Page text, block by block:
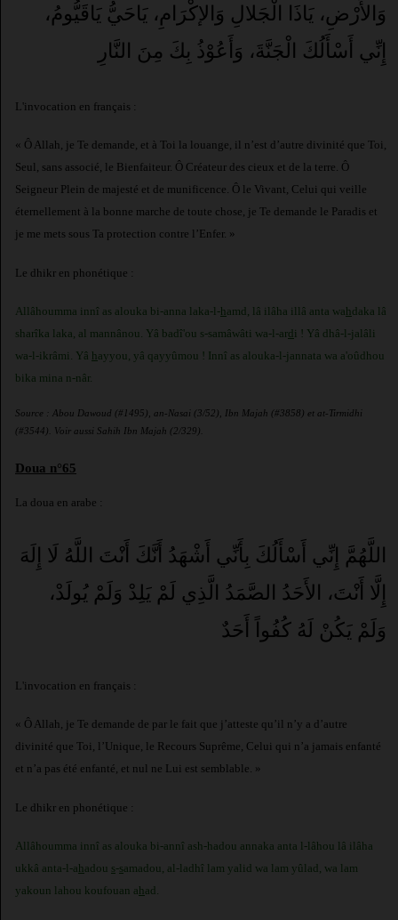
وَالأَرْضِ، يَاذَا الْجَلالِ وَالإكْرَامِ، يَاحَيُّ يَاقَيُّومُ،
إِنِّي أَسْأَلُكَ الْجَنَّةَ، وَأَعُوْذُ بِكَ مِنَ النَّارِ
L'invocation en français :
« Ô Allah, je Te demande, et à Toi la louange, il n’est d’autre divinité que Toi,
Seul, sans associé, le Bienfaiteur. Ô Créateur des cieux et de la terre. Ô
Seigneur Plein de majesté et de munificence. Ô le Vivant, Celui qui veille
éternellement à la bonne marche de toute chose, je Te demande le Paradis et
je me mets sous Ta protection contre l’Enfer. »
Le dhikr en phonétique :
Allâhoumma innî as alouka bi-anna laka-l-h amd, lâ ilâha illâ anta wah daka lâ
sharîka laka, al mannânou. Yâ badî'ou s-samâwâti wa-l-ard i ! Yâ dhâ-l-jalâli
wa-l-ikrâmi. Yâ h ayyou, yâ qayyûmou ! Innî as alouka-l-jannata wa a'oûdhou
bika mina n-nâr.
Source : Abou Dawoud (#1495), an-Nasai (3/52), Ibn Majah (#3858) et at-Tirmidhi
(#3544). Voir aussi Sahih Ibn Majah (2/329).
Doua n°65
La doua en arabe :
اللَّهُمَّ إِنِّي أَسْأَلُكَ بِأَنِّي أَشْهَدُ أَنَّكَ أَنْتَ اللَّهُ لَا إِلَهَ
إِلَّا أَنْتَ، الأَحَدُ الصَّمَدُ الَّذِي لَمْ يَلِدْ وَلَمْ يُولَدْ،
وَلَمْ يَكُنْ لَهُ كُفُواً أَحَدٌ
L'invocation en français :
« Ô Allah, je Te demande de par le fait que j’atteste qu’il n’y a d’autre
divinité que Toi, l’Unique, le Recours Suprême, Celui qui n’a jamais enfanté
et n’a pas été enfanté, et nul ne Lui est semblable. »
Le dhikr en phonétique :
Allâhoumma innî as alouka bi-annî ash-hadou annaka anta l-lâhou lâ ilâha
ukkâ anta-l-ah adou s-samadou, al-ladhî lam yalid wa lam yûlad, wa lam
yakoun lahou koufouan ah ad.